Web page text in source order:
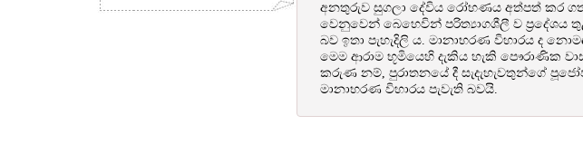
අනතුරුව සුගලා දේවිය රෝහණය අත්පත් කර
වෙනුවෙන් බෙහෙවින් පරිත්‍යාගශීලී ව ප්‍රදේශය
බව ඉතා පැහැදිලි ය. මානාභරණ විහාරය ද
මෙම ආරාම භූමියෙහි දැකිය හැකි පෞරාණික
කරුණ නම්, පුරාතනයේ දී සැදැහැවතුන්ගේ
මානාභරණ විහාරය පැවැති බවයි.